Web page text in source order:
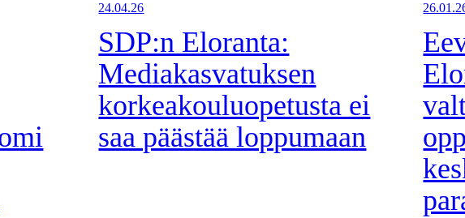
24.04.26
SDP:n Eloranta:
Mediakasvatuksen
korkeakouluopetusta ei
saa päästää loppumaan